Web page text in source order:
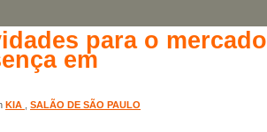
para o mercado
em
KIA SALÃO DE SÃO PAULO